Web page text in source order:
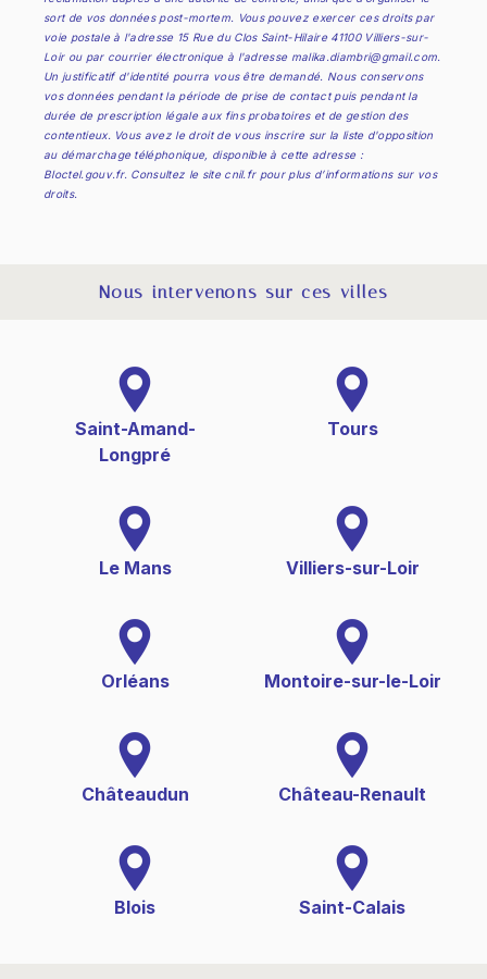
sort de vos données post-mortem. Vous pouvez exercer ces droits par
voie postale à l'adresse 15 Rue du Clos Saint-Hilaire 41100 Villiers-sur-
Loir ou par courrier électronique à l'adresse malika.diambri@gmail.com.
Un justificatif d'identité pourra vous être demandé. Nous conservons
vos données pendant la période de prise de contact puis pendant la
durée de prescription légale aux fins probatoires et de gestion des
contentieux. Vous avez le droit de vous inscrire sur la liste d'opposition
au démarchage téléphonique, disponible à cette adresse :
Bloctel.gouv.fr. Consultez le site cnil.fr pour plus d’informations sur vos
droits.
Nous intervenons sur ces villes
Saint-Amand-
Longpré
Tours
Le Mans Villiers-sur-Loir
Orléans Montoire-sur-le-Loir
Châteaudun Château-Renault
Blois Saint-Calais